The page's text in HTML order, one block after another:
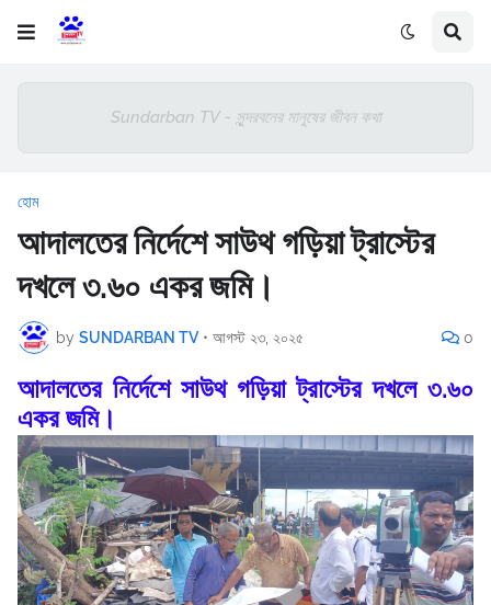
Sundarban TV - সুন্দরবনের মানুষের জীবন কথা
হোম
আদালতের নির্দেশে সাউথ গড়িয়া ট্রাস্টের
দখলে ৩.৬০ একর জমি।
by SUNDARBAN TV • আগস্ট ২৩, ২০২৫ 0
আদালতের নির্দেশে সাউথ গড়িয়া ট্রাস্টের দখলে ৩.৬০
একর জমি।